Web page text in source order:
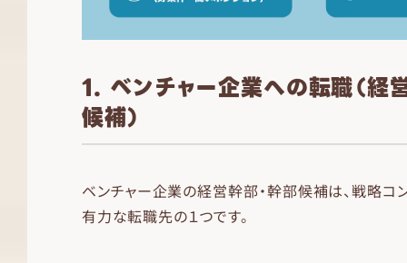
1. ベンチャー企業への転職（経
候補）
ベンチャー企業の経営幹部・幹部候補は、戦略コ
有力な転職先の１つです。